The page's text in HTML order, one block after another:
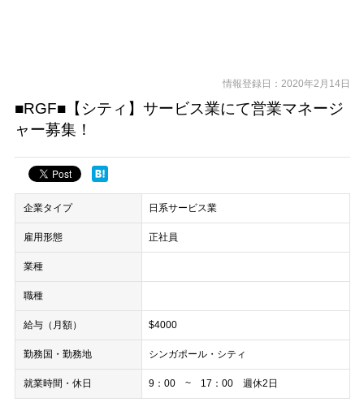
情報登録日：2020年2月14日
■RGF■【シティ】サービス業にて営業マネージ
ャー募集！
企業タイプ 日系サービス業
雇用形態 正社員
業種
職種
給与（月額） $4000
勤務国・勤務地 シンガポール・シティ
就業時間・休日 9：00 ~ 17：00 週休2日